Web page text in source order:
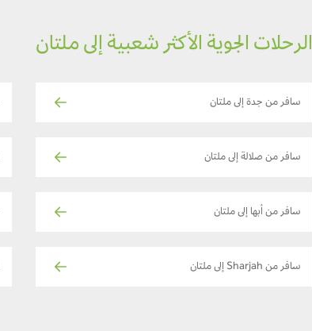
الرحلات الجوية الأكثر شعبية إلى ملتان
سافر من جدة إلى ملتان
سافر من صلالة إلى ملتان
سافر من أبها إلى ملتان
سافر من Sharjah إلى ملتان